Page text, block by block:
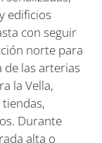
edificios
con seguir
norte para
de las arterias
la Vella,
Durante
alta o